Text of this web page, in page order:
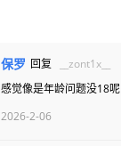
保罗 回复
__zont1x__
感觉像是年龄问题没18呢
2026-2-06